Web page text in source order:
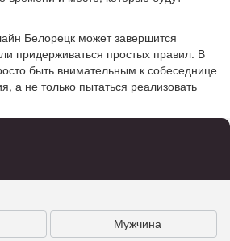
Белорецк может завершится
придерживаться простых правил. В
быть внимательным к собеседнице
а не только пытаться реализовать
Мужчина